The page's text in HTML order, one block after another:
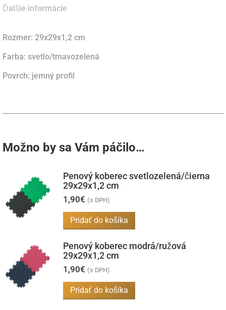
Ďalšie informácie
Rozmer: 29x29x1,2 cm
Farba: svetlo/tmavozelená
Povrch: jemný profil
Možno by sa Vám páčilo…
Penový koberec svetlozelená/čierna
29x29x1,2 cm
1,90€ (s DPH)
Pridať do košíka
Penový koberec modrá/ružová
29x29x1,2 cm
1,90€ (s DPH)
Pridať do košíka